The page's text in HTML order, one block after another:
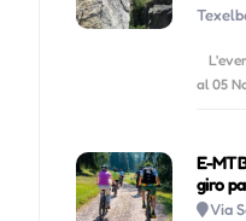
al 05
E-
giro
Via